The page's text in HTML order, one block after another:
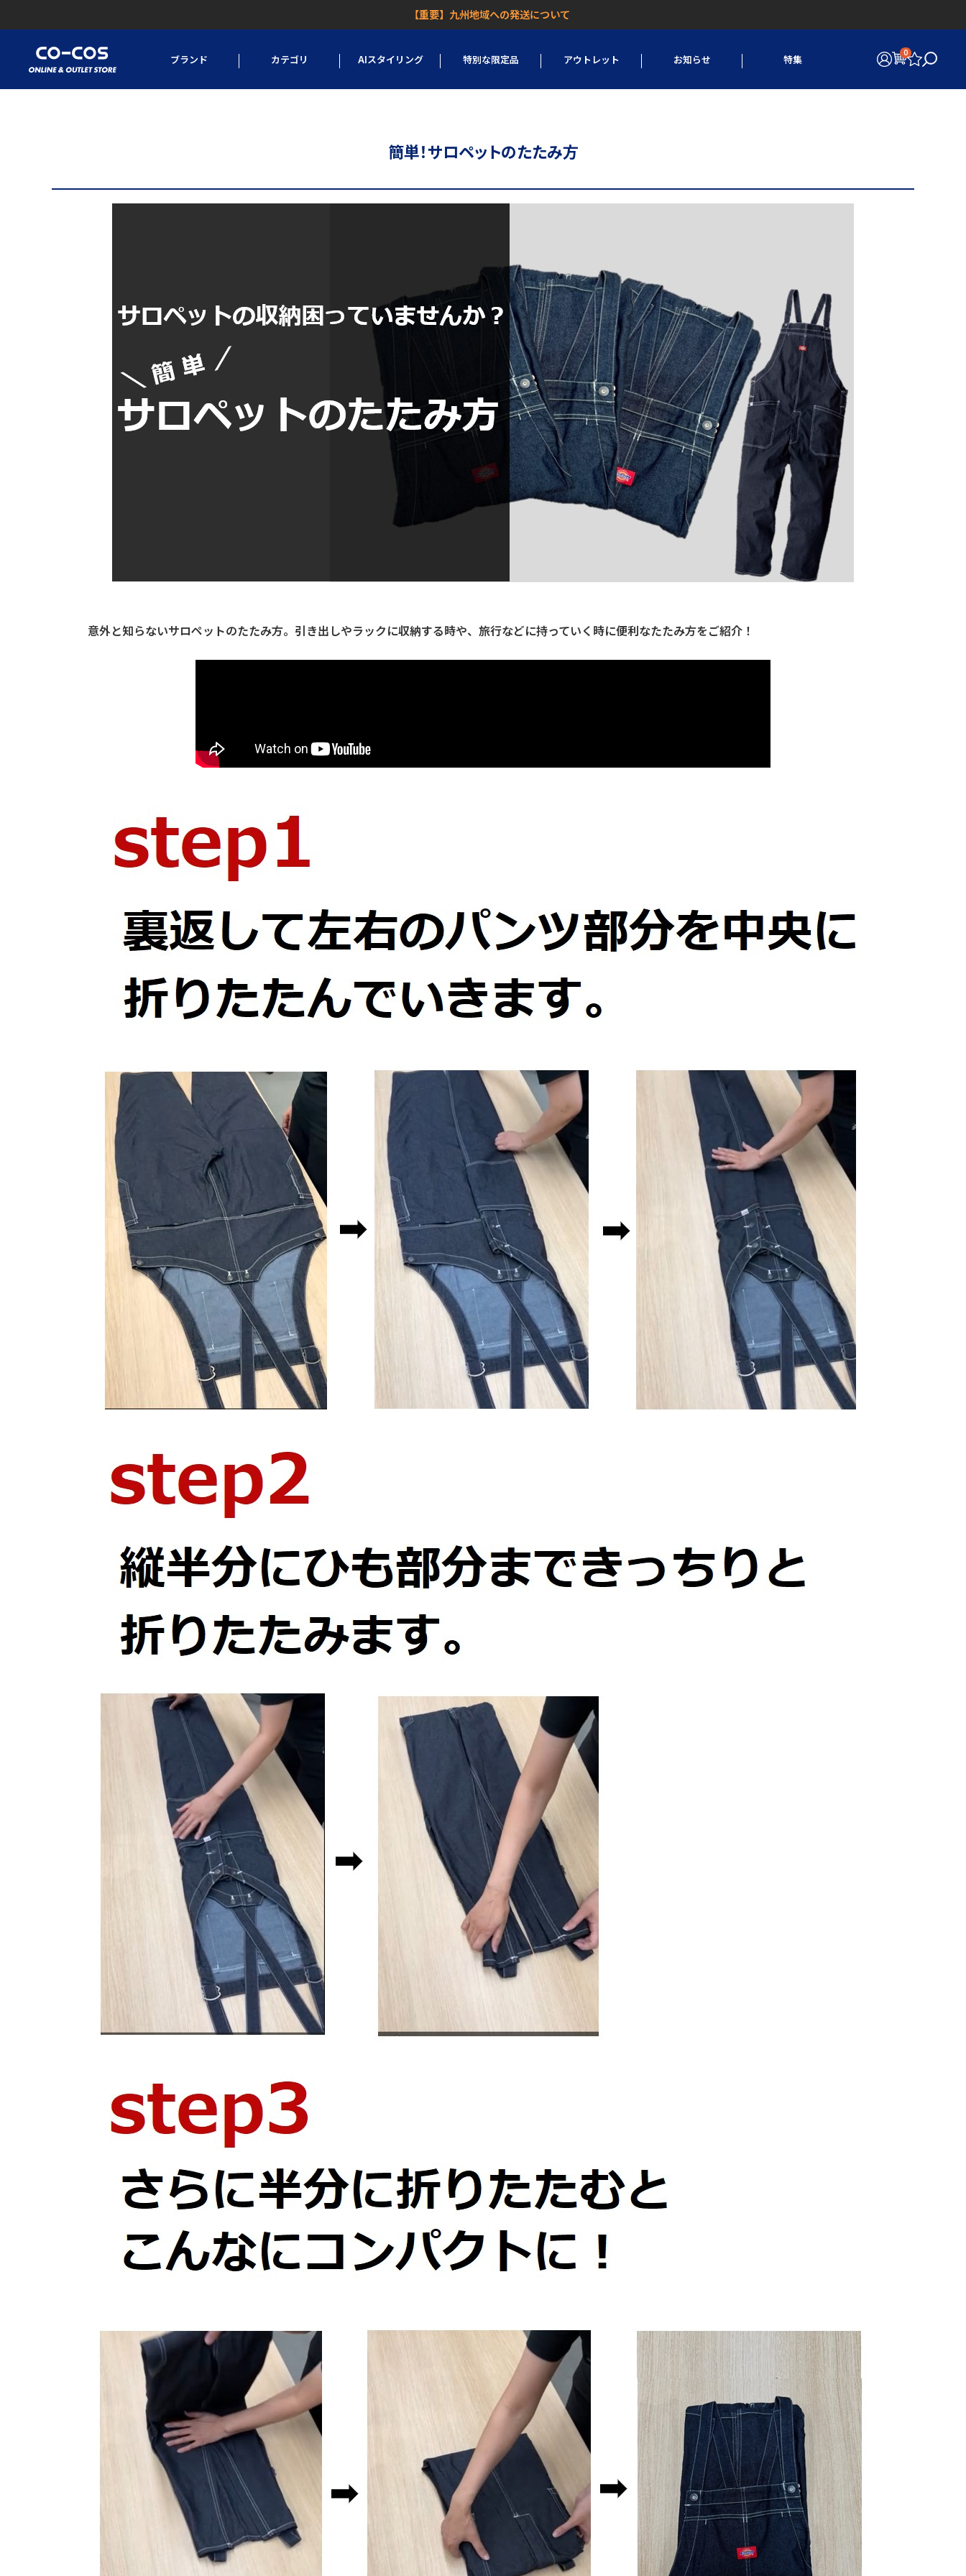
【重要】九州地域への発送について
ブランド カテゴリ AIスタイリング 特別な限定品 アウトレット お知らせ 特集 0
簡単！サロペットのたたみ方
意外と知らないサロペットのたたみ方。引き出しやラックに収納する時や、旅行などに持っていく時に便利なたたみ方をご紹介！